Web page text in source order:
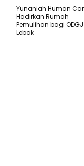
Yunaniah Human
Hadirkan Rumah
Pemulihan bagi
Lebak